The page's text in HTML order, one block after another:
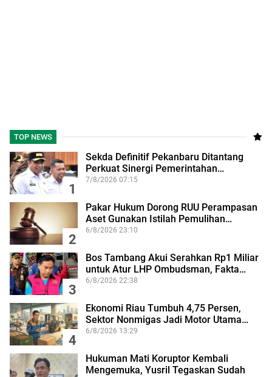
TOP NEWS
1
Sekda Definitif Pekanbaru Ditantang
Perkuat Sinergi Pemerintahan…
7/8/2026 07:15
2
Pakar Hukum Dorong RUU Perampasan
Aset Gunakan Istilah Pemulihan…
6/8/2026 23:10
3
Bos Tambang Akui Serahkan Rp1 Miliar
untuk Atur LHP Ombudsman, Fakta…
6/8/2026 22:38
4
Ekonomi Riau Tumbuh 4,75 Persen,
Sektor Nonmigas Jadi Motor Utama…
6/8/2026 13:29
Hukuman Mati Koruptor Kembali
Mengemuka, Yusril Tegaskan Sudah